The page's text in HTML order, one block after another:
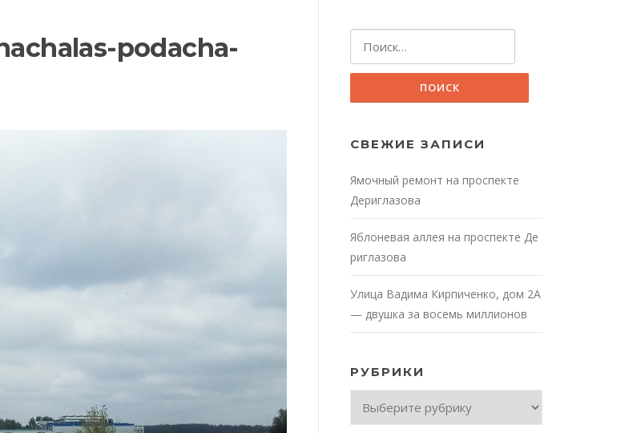
podacha-
СВЕЖИЕ ЗАПИСИ
Ямочный ремонт на проспекте
Дериглазова
Яблоневая аллея на проспекте Де
риглазова
Улица Вадима Кирпиченко, дом 2А
— двушка за восемь миллионов
РУБРИКИ